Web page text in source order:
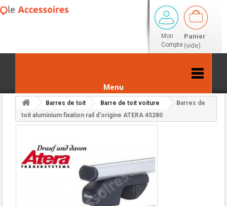
Mon
Compte
Panier
(vide)
Menu
Barres de toit Barre de toit voiture
Barres de
toit aluminium fixation rail d'origine ATERA 45280Retour aux résultats